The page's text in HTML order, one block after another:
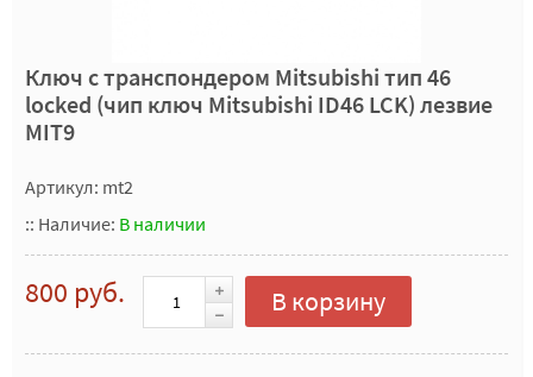
Ключ с транспондером Mitsubishi тип 46
locked (чип ключ Mitsubishi ID46 LCK) лезвие
MIT9
Артикул: mt2
:: Наличие: В наличии
800 руб. В корзину